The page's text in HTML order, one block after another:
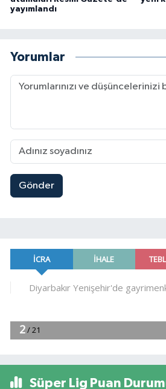
yayımlandı
Yorumlar
Gönder
Süper Lig Puan